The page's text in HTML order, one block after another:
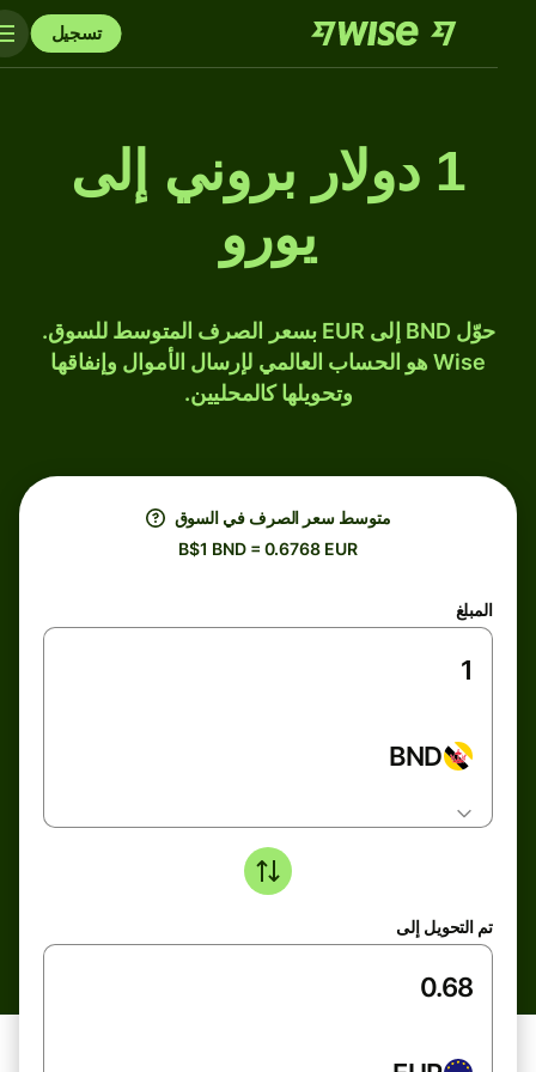
تسجيل
1 دولار بروني إلى
يورو
حوّل BND إلى EUR بسعر الصرف المتوسط للسوق.
Wise هو الحساب العالمي لإرسال الأموال وإنفاقها
وتحويلها كالمحليين.
متوسط ​​سعر الصرف في السوق
B$1 BND = 0.6768 EUR
المبلغ
BND
تم التحويل إلى